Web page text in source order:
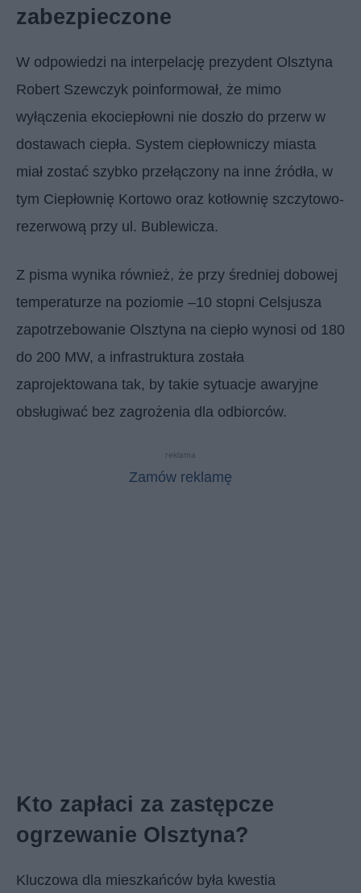
zabezpieczone
W odpowiedzi na interpelację prezydent Olsztyna
Robert Szewczyk poinformował, że mimo
wyłączenia ekociepłowni nie doszło do przerw w
dostawach ciepła. System ciepłowniczy miasta
miał zostać szybko przełączony na inne źródła, w
tym Ciepłownię Kortowo oraz kotłownię szczytowo-
rezerwową przy ul. Bublewicza.
Z pisma wynika również, że przy średniej dobowej
temperaturze na poziomie –10 stopni Celsjusza
zapotrzebowanie Olsztyna na ciepło wynosi od 180
do 200 MW, a infrastruktura została
zaprojektowana tak, by takie sytuacje awaryjne
obsługiwać bez zagrożenia dla odbiorców.
reklama
Zamów reklamę
Kto zapłaci za zastępcze
ogrzewanie Olsztyna?
Kluczowa dla mieszkańców była kwestia